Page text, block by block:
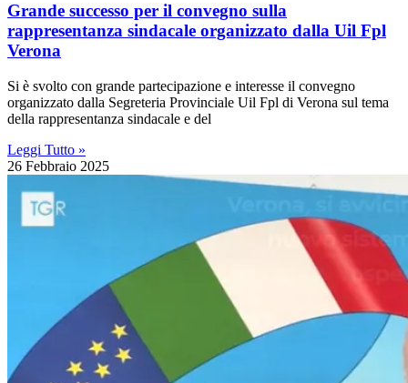
Grande successo per il convegno sulla
rappresentanza sindacale organizzato dalla Uil Fpl
Verona
Si è svolto con grande partecipazione e interesse il convegno
organizzato dalla Segreteria Provinciale Uil Fpl di Verona sul tema
della rappresentanza sindacale e del
Leggi Tutto »
26 Febbraio 2025